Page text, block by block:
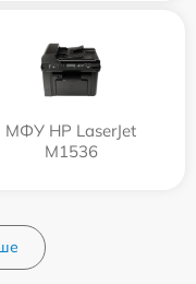
МФУ HP LaserJet
M1536